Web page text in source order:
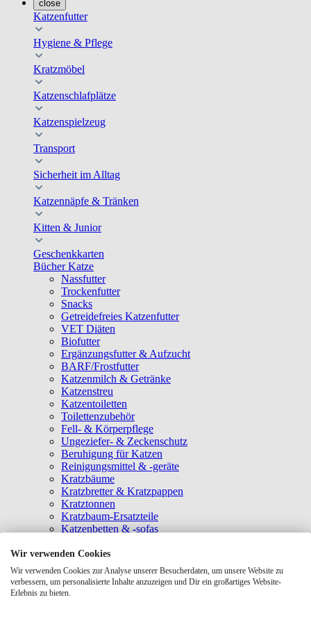
close
Katzenfutter
Hygiene & Pflege
Kratzmöbel
Katzenschlafplätze
Katzenspielzeug
Transport
Sicherheit im Alltag
Katzennäpfe & Tränken
Kitten & Junior
Geschenkkarten
Bücher Katze
Nassfutter
Trockenfutter
Snacks
Getreidefreies Katzenfutter
VET Diäten
Biofutter
Ergänzungsfutter & Aufzucht
BARF/Frostfutter
Katzenmilch & Getränke
Katzenstreu
Katzentoiletten
Toilettenzubehör
Fell- & Körperpflege
Ungeziefer- & Zeckenschutz
Beruhigung für Katzen
Reinigungsmittel & -geräte
Kratzbäume
Kratzbretter & Kratzpappen
Kratztonnen
Kratzbaum-Ersatzteile
Katzenbetten & -sofas
Katzenhäuser
Hängematten & Fensterliegeplätze
Katzendecken & -matten
Baldrian- & Catnipspielzeug
Wir verwenden Cookies
Wir verwenden Cookies zur Analyse unserer Besucherdaten, um unsere Website zu
verbessern, um personalisierte Inhalte anzuzeigen und Dir ein großartiges Website-
Erlebnis zu bieten.